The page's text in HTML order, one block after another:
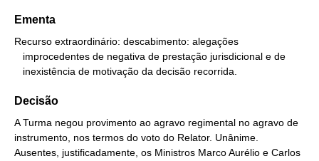
Ementa
Recurso extraordinário: descabimento: alegações
   inexistência de motivação da decisão recorrida.
Decisão
A Turma negou provimento ao agravo regimental no agravo de
instrumento, nos termos do voto do Relator. Unânime.
Ausentes, justificadamente, os Ministros Marco Aurélio e Carlos